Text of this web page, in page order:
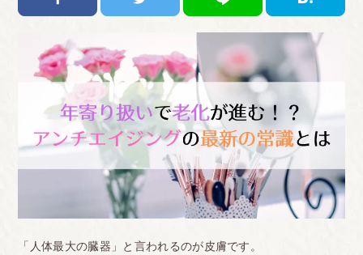
「人体最大の臓器」と言われるのが皮膚です。